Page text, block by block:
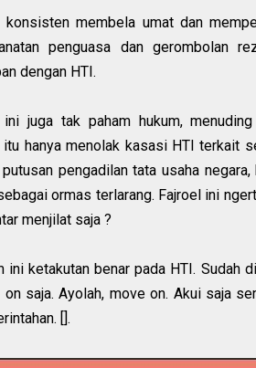
membela umat dan
penguasa dan gerombolan
dengan HTI.
juga tak paham hukum,
itu hanya menolak kasasi HTI terkait
pengadilan tata usaha
ormas terlarang. Fajroel ini
menjilat saja ?
ini ketakutan benar pada HTI. Sudah
saja. Ayolah, move on. Akui saja
[].